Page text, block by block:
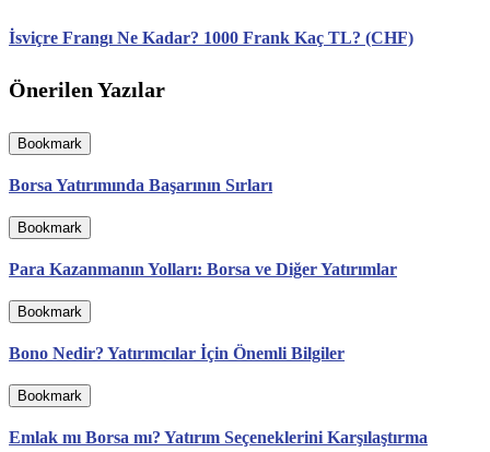
İsviçre Frangı Ne Kadar? 1000 Frank Kaç TL? (CHF)
Önerilen Yazılar
Bookmark
Borsa Yatırımında Başarının Sırları
Bookmark
Para Kazanmanın Yolları: Borsa ve Diğer Yatırımlar
Bookmark
Bono Nedir? Yatırımcılar İçin Önemli Bilgiler
Bookmark
Emlak mı Borsa mı? Yatırım Seçeneklerini Karşılaştırma